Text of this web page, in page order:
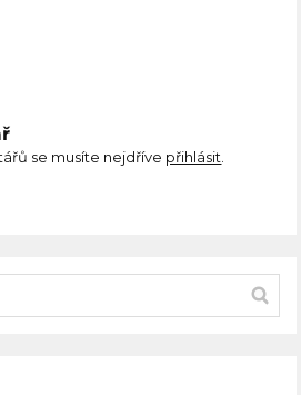
se musíte nejdříve přihlásit